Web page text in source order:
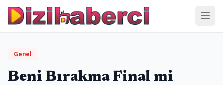
Genel
Beni Bırakma Final mi